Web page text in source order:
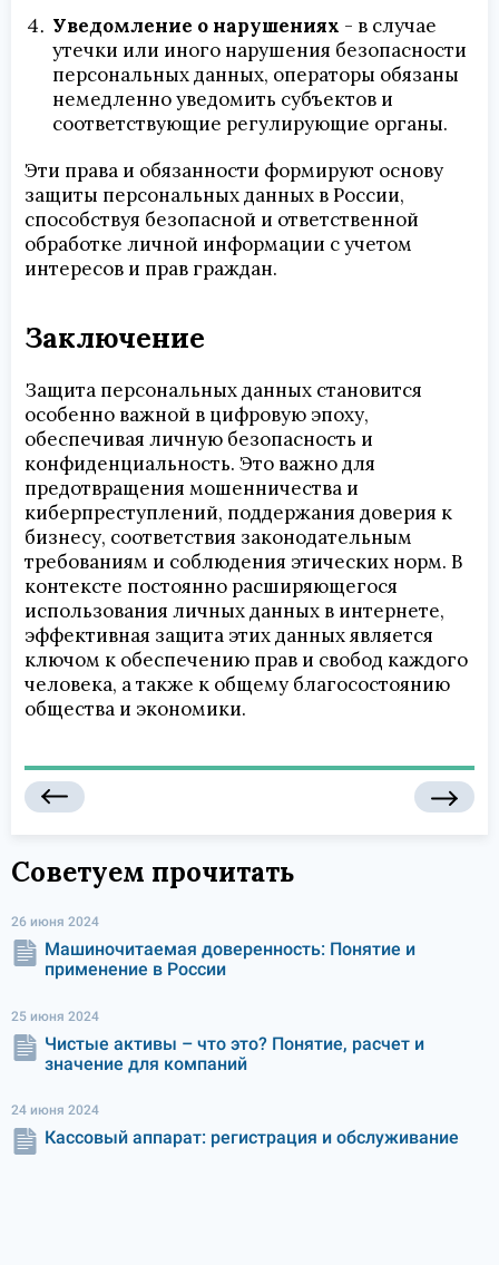
Уведомление о нарушениях - в случае
утечки или иного нарушения безопасности
персональных данных, операторы обязаны
немедленно уведомить субъектов и
соответствующие регулирующие органы.
Эти права и обязанности формируют основу
защиты персональных данных в России,
способствуя безопасной и ответственной
обработке личной информации с учетом
интересов и прав граждан.
Заключение
Защита персональных данных становится
особенно важной в цифровую эпоху,
обеспечивая личную безопасность и
конфиденциальность. Это важно для
предотвращения мошенничества и
киберпреступлений, поддержания доверия к
бизнесу, соответствия законодательным
требованиям и соблюдения этических норм. В
контексте постоянно расширяющегося
использования личных данных в интернете,
эффективная защита этих данных является
ключом к обеспечению прав и свобод каждого
человека, а также к общему благосостоянию
общества и экономики.
Советуем прочитать
26 июня 2024
Машиночитаемая доверенность: Понятие и
применение в России
25 июня 2024
Чистые активы – что это? Понятие, расчет и
значение для компаний
24 июня 2024
Кассовый аппарат: регистрация и обслуживание